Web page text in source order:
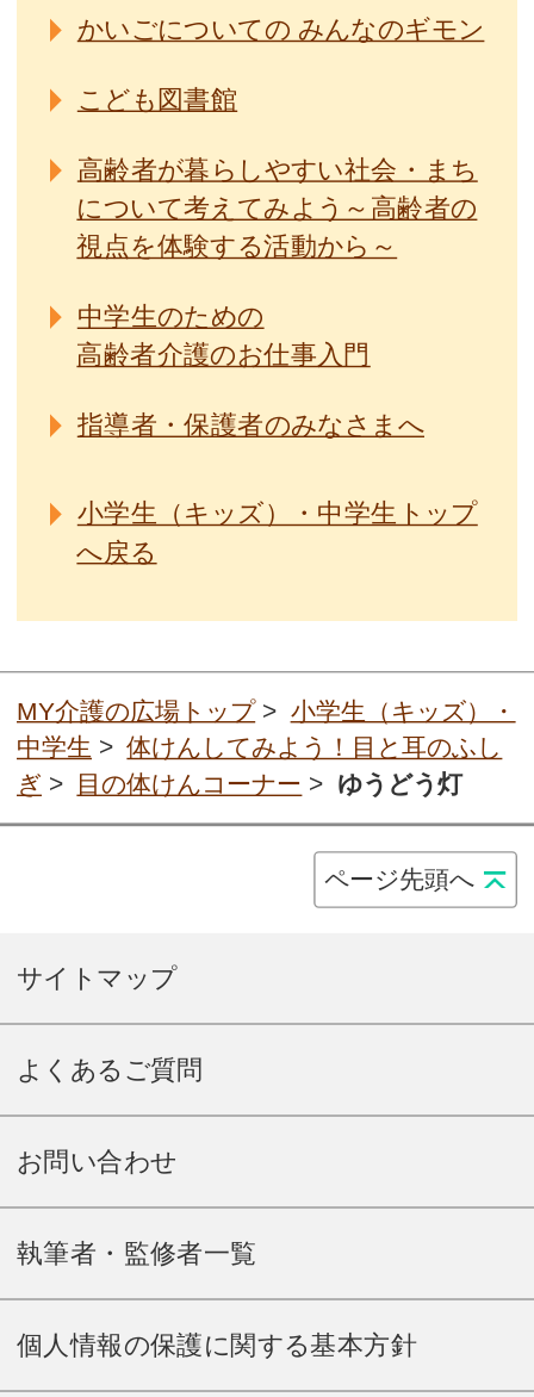
かいごについての みんなのギモン
こども図書館
高齢者が暮らしやすい社会・まち
について考えてみよう～高齢者の
視点を体験する活動から～
中学生のための
高齢者介護のお仕事入門
指導者・保護者のみなさまへ
小学生（キッズ）・中学生トップ
へ戻る
MY介護の広場トップ> 小学生（キッズ）・
中学生 >体けんしてみよう！目と耳のふし
ぎ > 目の体けんコーナー > ゆうどう灯
ページ先頭へ
サイトマップ
よくあるご質問
お問い合わせ
執筆者・監修者一覧
個人情報の保護に関する基本方針